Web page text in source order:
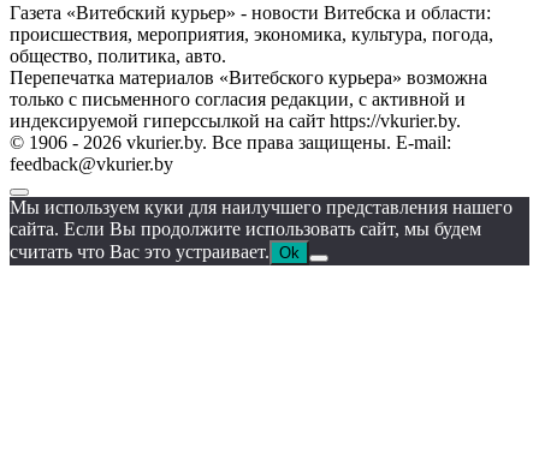
Газета «Витебский курьер» - новости Витебска и области:
происшествия, мероприятия, экономика, культура, погода,
общество, политика, авто.
Перепечатка материалов «Витебского курьера» возможна
только с письменного согласия редакции, с активной и
индексируемой гиперссылкой на сайт https://vkurier.by.
© 1906 - 2026 vkurier.by. Все права защищены. E-mail:
feedback@vkurier.by
Мы используем куки для наилучшего представления нашего
сайта. Если Вы продолжите использовать сайт, мы будем
считать что Вас это устраивает. Ok